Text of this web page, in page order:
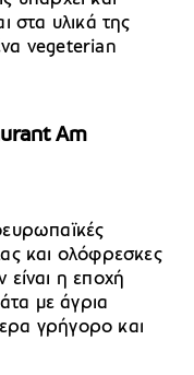
στα υλικά της
vegeterian
Am
και ολόφρεσκες
η εποχή
με άγρια
γρήγορο και